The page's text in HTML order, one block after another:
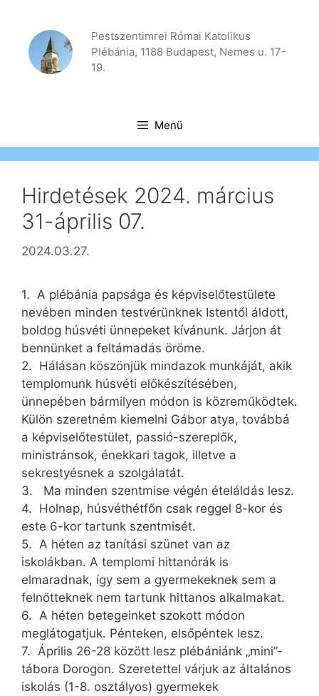
tartalomba
Pestszentimrei Római Katolikus
Plébánia, 1188 Budapest, Nemes u. 17-
19.
Menü
Hirdetések 2024. március
31-április 07.
2024.03.27.
1. A plébánia papsága és képviselőtestülete
nevében minden testvérünknek Istentől áldott,
boldog húsvéti ünnepeket kívánunk. Járjon át
bennünket a feltámadás öröme.
2. Hálásan köszönjük mindazok munkáját, akik
templomunk húsvéti előkészítésében,
ünnepében bármilyen módon is közreműködtek.
Külön szeretném kiemelni Gábor atya, továbbá
a képviselőtestület, passió-szereplők,
ministránsok, énekkari tagok, illetve a
sekrestyésnek a szolgálatát.
3. Ma minden szentmise végén ételáldás lesz.
4. Holnap, húsvéthétfőn csak reggel 8-kor és
este 6-kor tartunk szentmisét.
5. A héten az tanítási szünet van az
iskolákban. A templomi hittanórák is
elmaradnak, így sem a gyermekeknek sem a
felnőtteknek nem tartunk hittanos alkalmakat.
6. A héten betegeinket szokott módon
meglátogatjuk. Pénteken, elsőpéntek lesz.
7. Április 26-28 között lesz plébániánk „mini”-
tábora Dorogon. Szeretettel várjuk az általános
iskolás (1-8. osztályos) gyermekek